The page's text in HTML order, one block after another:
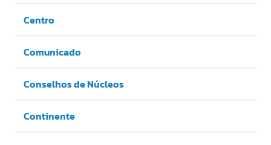
Centro
Comunicado
Conselhos de Núcleos
Continente